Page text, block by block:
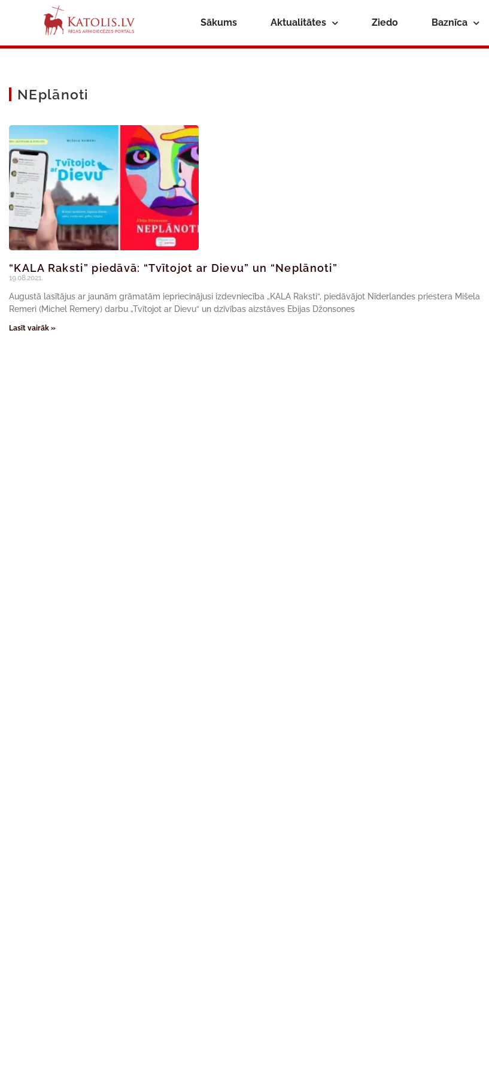
Sākums Aktualitātes Ziedo Baznīca
NEplānoti
“KALA Raksti” piedāvā: “Tvītojot ar Dievu” un “Neplānoti”
19.08.2021.
Augustā lasītājus ar jaunām grāmatām iepriecinājusi izdevniecība „KALA Raksti“, piedāvājot Nīderlandes priestera Mišela
Remeri (Michel Remery) darbu „Tvītojot ar Dievu“ un dzīvības aizstāves Ebijas Džonsones
Lasīt vairāk »